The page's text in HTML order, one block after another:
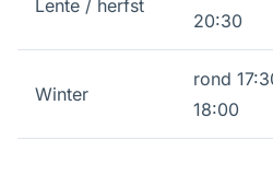
Lente / herfst
20:30
Winter
rond
18:00